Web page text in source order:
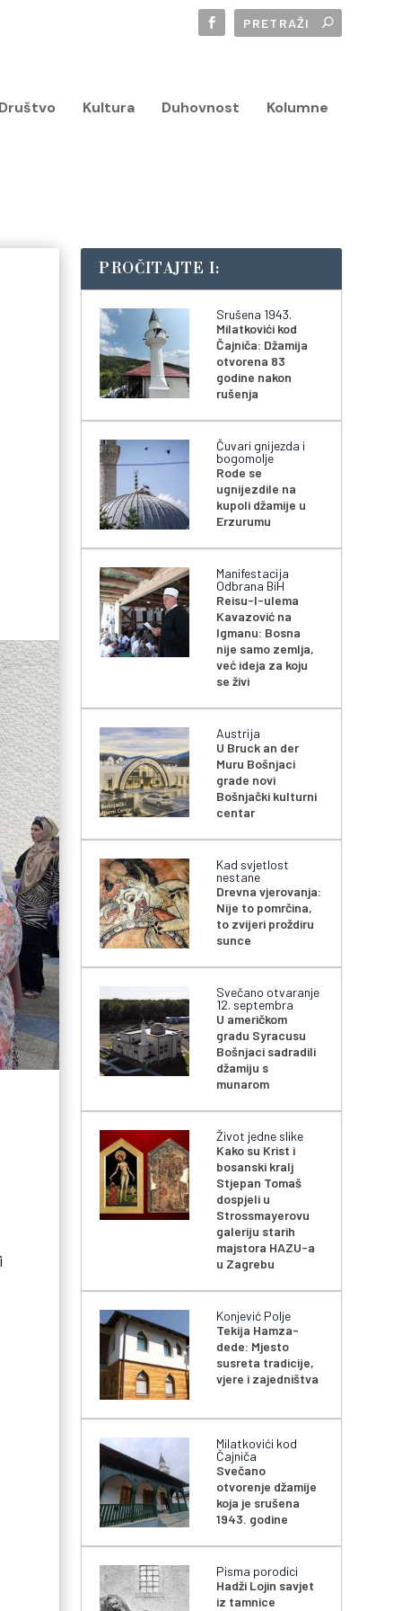
Kultura Duhovnost Kolumne
PROČITAJTE I:
Srušena 1943.
Milatkovići kod
Čajniča: Džamija
otvorena 83
godine nakon
rušenja
Čuvari gnijezda i
bogomolje
Rode se
ugnijezdile na
kupoli džamije u
Erzurumu
Manifestacija
Odbrana BiH
Reisu-l-ulema
Kavazović na
Igmanu: Bosna
nije samo zemlja,
već ideja za koju
se živi
Austrija
U Bruck an der
Muru Bošnjaci
grade novi
Bošnjački kulturni
centar
Kad svjetlost
nestane
Drevna vjerovanja:
Nije to pomrčina,
to zvijeri proždiru
sunce
Svečano otvaranje
12. septembra
U američkom
gradu Syracusu
Bošnjaci sadradili
džamiju s
munarom
Život jedne slike
Kako su Krist i
bosanski kralj
Stjepan Tomaš
dospjeli u
Strossmayerovu
galeriju starih
majstora HAZU-a
u Zagrebu
Konjević Polje
Tekija Hamza-
dede: Mjesto
susreta tradicije,
vjere i zajedništva
Milatkovići kod
Čajniča
Svečano
otvorenje džamije
koja je srušena
1943. godine
Pisma porodici
Hadži Lojin savjet
iz tamnice